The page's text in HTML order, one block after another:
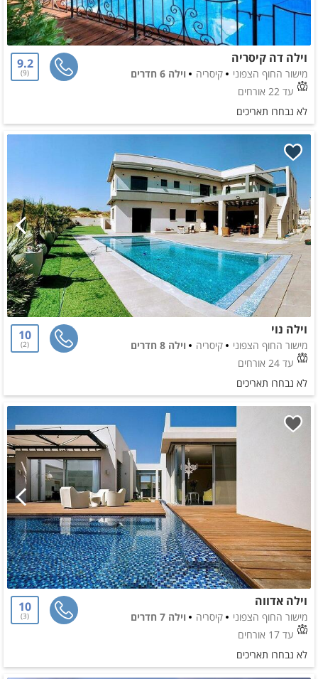
וילה דה קיסריה
מישור החוף הצפוני קיסריה
וילה 6 חדרים
עד 22 אורחים
9.2
9
לא נבחרו תאריכים
וילה נוי
מישור החוף הצפוני קיסריה
וילה 8 חדרים
עד 24 אורחים
10
2
לא נבחרו תאריכים
וילה אדווה
מישור החוף הצפוני קיסריה
וילה 7 חדרים
עד 17 אורחים
10
3
לא נבחרו תאריכים